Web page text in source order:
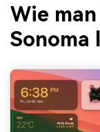
Wie
Sonoma